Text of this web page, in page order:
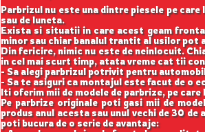
Parbrizul nu este una dintre piesele pe
sau de luneta.
Exista si situatii in care acest geam
minor sau chiar banalul trantit al usilor pot
Din fericire, nimic nu este de neinlocuit.
in cel mai scurt timp, atata vreme cat tii
- Sa alegi parbrizul potrivit pentru
- Sa te asiguri ca montajul este facut de o
Iti oferim mii de modele de parbrize, pe
Pe parbrize originale poti gasi mii de
produs anul acesta sau unul vechi de 30
poti bucura de o serie de avantaje: